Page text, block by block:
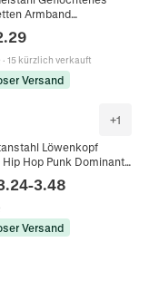
Armband
Vintage Punk Stil
Hummerverschluss
· 15 kürzlich verkauft
Versand
+1
Löwenkopf
Hip Hop Punk Dominant
Nur Anhänger Ohne
Herren Schmuck
-3.48
Versand